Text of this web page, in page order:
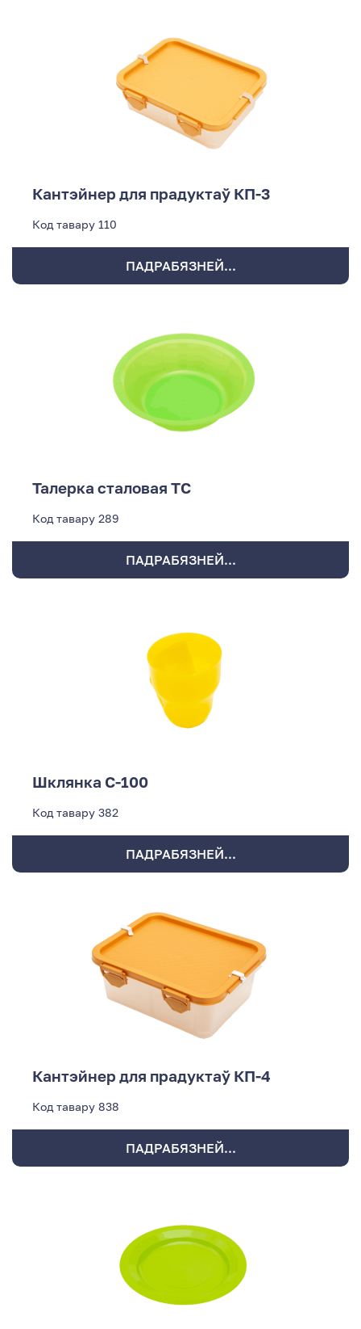
Кантэйнер для прадуктаў КП-3
Код тавару 110
ПАДРАБЯЗНЕЙ...
Талерка сталовая ТС
Код тавару 289
ПАДРАБЯЗНЕЙ...
Шклянка С-100
Код тавару 382
ПАДРАБЯЗНЕЙ...
Кантэйнер для прадуктаў КП-4
Код тавару 838
ПАДРАБЯЗНЕЙ...